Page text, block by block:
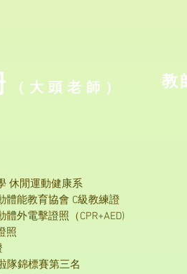
休閒運動健康系
體能教育協會 C級教練證
體外電擊證照（CPR+AED)
照
隊錦標賽第三名
教
（大頭 老 師）